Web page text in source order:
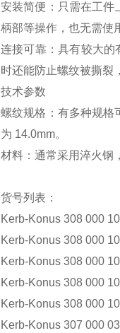
安装简便：只需在工件
柄部等操作，也无需使
连接可靠：具有较大的
时还能防止螺纹被撕裂
技术参数
螺纹规格：有多种规格
为 14.0mm。
材料：通常采用淬火钢
货号列表：
Kerb-Konus 308 000
Kerb-Konus 308 000
Kerb-Konus 308 000
Kerb-Konus 308 000
Kerb-Konus 308 000
Kerb-Konus 307 000